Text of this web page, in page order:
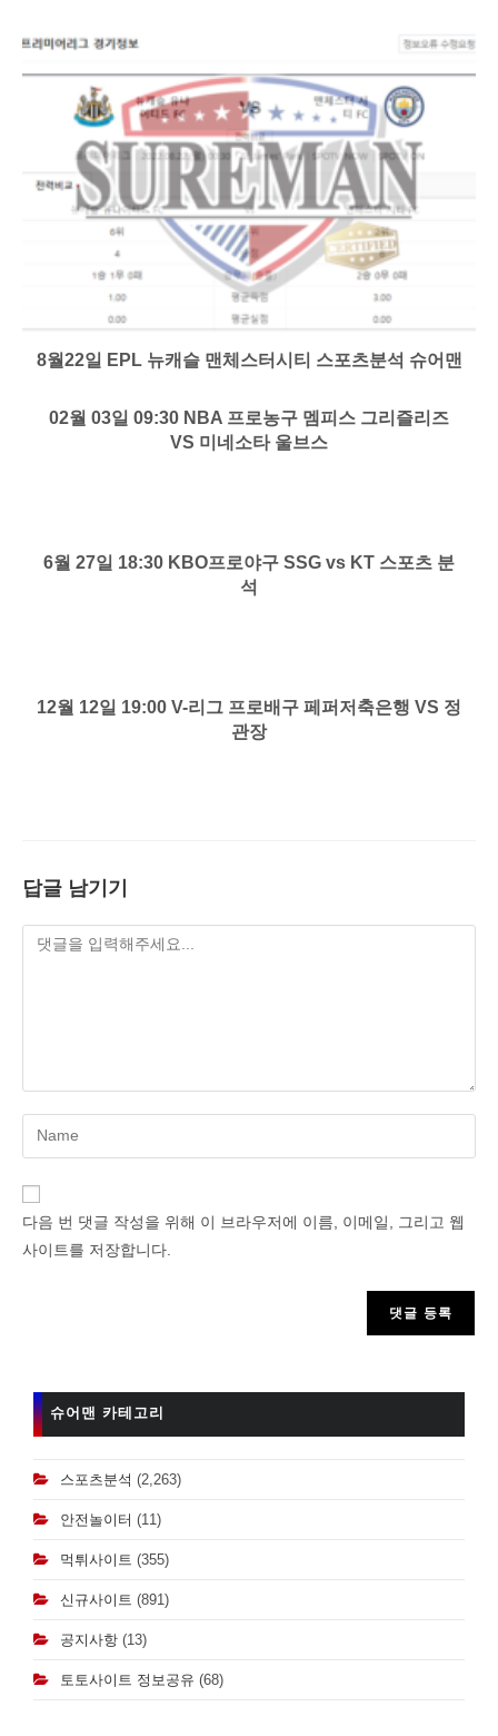
8월22일 EPL 뉴캐슬 맨체스터시티 스포츠분석 슈어맨
02월 03일 09:30 NBA 프로농구 멤피스 그리즐리즈
VS 미네소타 울브스
6월 27일 18:30 KBO프로야구 SSG vs KT 스포츠 분
석
12월 12일 19:00 V-리그 프로배구 페퍼저축은행 VS 정
관장
답글 남기기
Enter
your
name
다음 번 댓글 작성을 위해 이 브라우저에 이름, 이메일, 그리고 웹
사이트를 저장합니다.
슈어맨 카테고리
스포츠분석 (2,263)
안전놀이터 (11)
먹튀사이트 (355)
신규사이트 (891)
공지사항 (13)
토토사이트 정보공유 (68)